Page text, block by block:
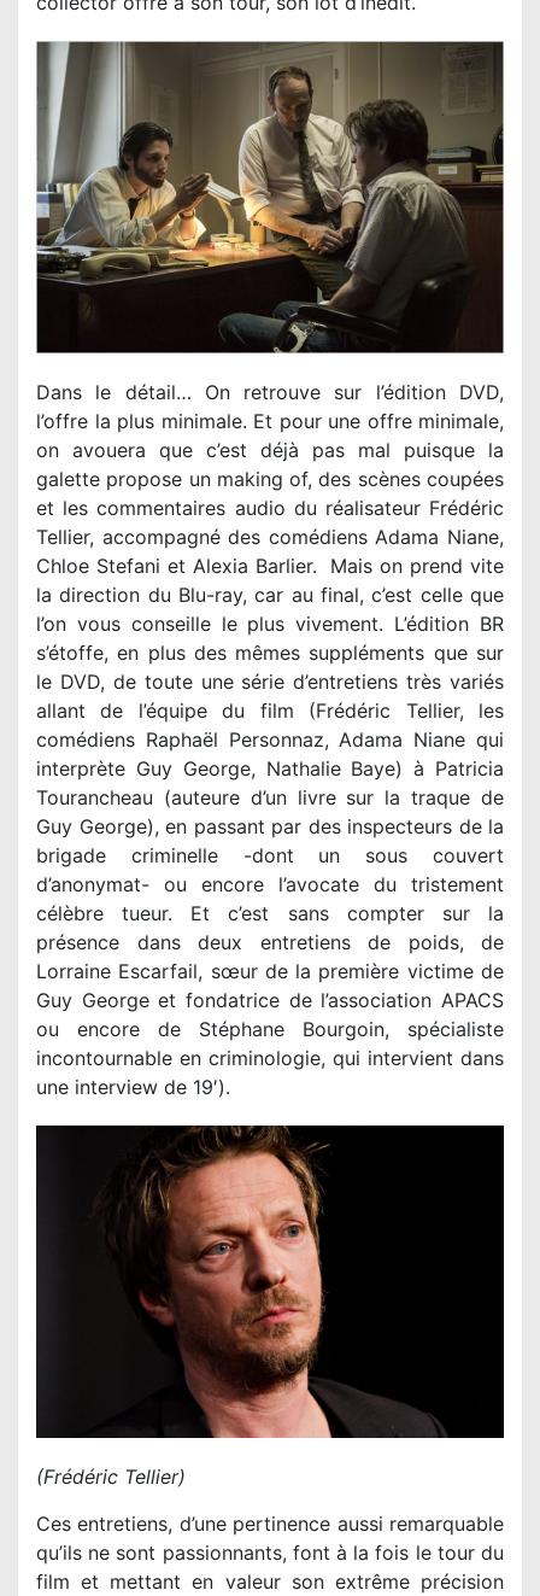
Dans le détail… On retrouve sur l’édition DVD,
l’offre la plus minimale. Et pour une offre minimale,
on avouera que c’est déjà pas mal puisque la
galette propose un making of, des scènes coupées
et les commentaires audio du réalisateur Frédéric
Tellier, accompagné des comédiens Adama Niane,
Chloe Stefani et Alexia Barlier. Mais on prend vite
la direction du Blu-ray, car au final, c’est celle que
l’on vous conseille le plus vivement. L’édition BR
s’étoffe, en plus des mêmes suppléments que sur
le DVD, de toute une série d’entretiens très variés
allant de l’équipe du film (Frédéric Tellier, les
comédiens Raphaël Personnaz, Adama Niane qui
interprète Guy George, Nathalie Baye) à Patricia
Tourancheau (auteure d’un livre sur la traque de
Guy George), en passant par des inspecteurs de la
brigade criminelle -dont un sous couvert
d’anonymat- ou encore l’avocate du tristement
célèbre tueur. Et c’est sans compter sur la
présence dans deux entretiens de poids, de
Lorraine Escarfail, sœur de la première victime de
Guy George et fondatrice de l’association APACS
ou encore de Stéphane Bourgoin, spécialiste
incontournable en criminologie, qui intervient dans
une interview de 19′).
(Frédéric Tellier)
Ces entretiens, d’une pertinence aussi remarquable
qu’ils ne sont passionnants, font à la fois le tour du
film et mettant en valeur son extrême précision